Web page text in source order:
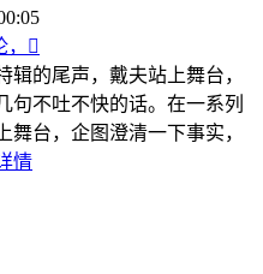

辑的尾声，戴夫站上舞台，
句不吐不快的话。 在一系列
台，企图澄清一下事实，
情